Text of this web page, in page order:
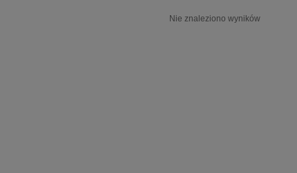
Nie znaleziono wyników